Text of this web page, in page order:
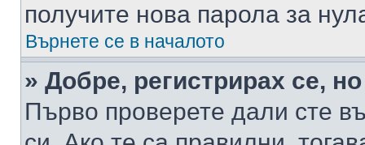
получите нова парола за
Върнете се в началото
» Добре, регистрирах се,
Първо проверете дали сте